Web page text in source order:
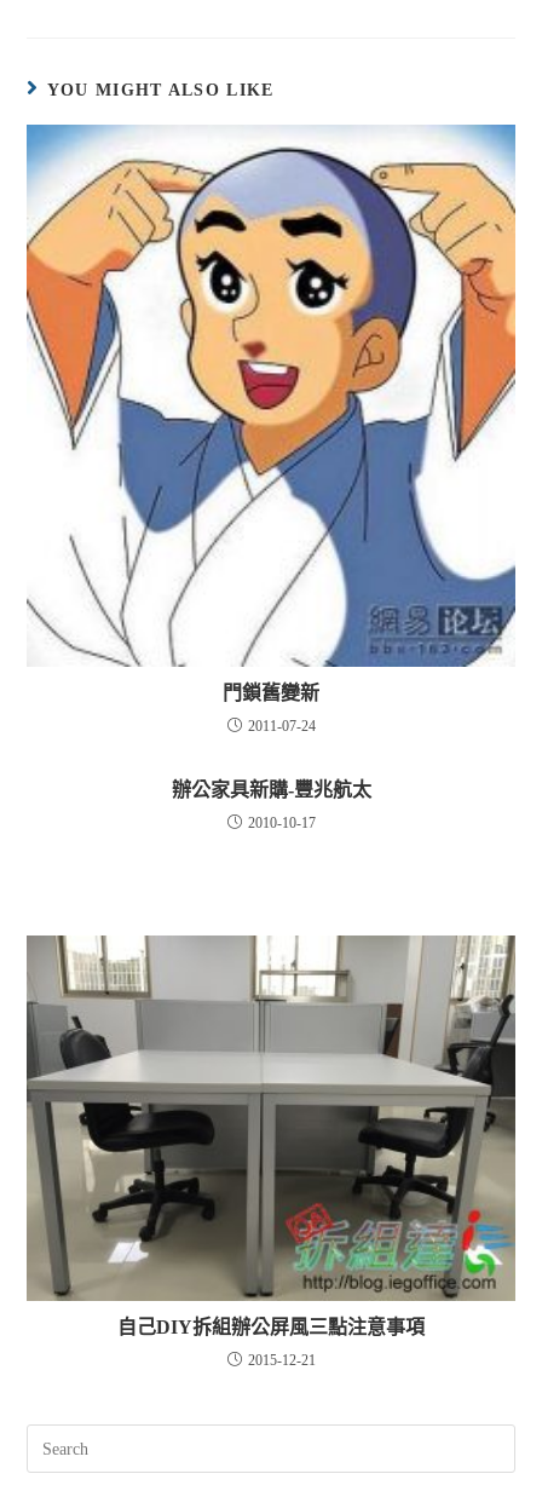
YOU MIGHT ALSO LIKE
門鎖舊變新
2011-07-24
辦公家具新購-豐兆航太
2010-10-17
自己DIY拆組辦公屏風三點注意事項
2015-12-21